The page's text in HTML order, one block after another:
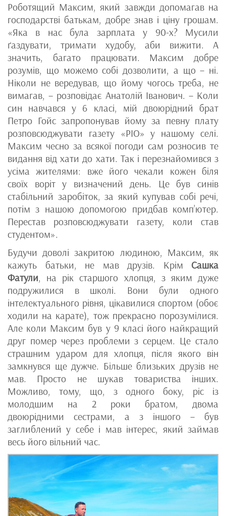
Роботящий Максим, який завжди допомагав на
господарстві батькам, добре знав і ціну грошам.
«Яка в нас була зарплата у 90-х? Мусили
ґаздувати, тримати худобу, аби вижити. А
значить, багато працювати. Максим добре
розумів, що можемо собі дозволити, а що – ні.
Ніколи не вередував, що йому чогось треба, не
вимагав, – розповідає Анатолій Іванович. – Коли
син навчався у 6 класі, мій двоюрідний брат
Петро Гойс запропонував йому за певну плату
розповсюджувати газету «РІО» у нашому селі.
Максим чесно за всякої погоди сам розносив те
видання від хати до хати. Так і перезнайомився з
усіма жителями: вже його чекали кожен біля
своїх воріт у визначений день. Це був синів
стабільний заробіток, за який купував собі речі,
потім з нашою допомогою придбав комп’ютер.
Перестав розповсюджувати газету, коли став
студентом».
Будучи доволі закритою людиною, Максим, як
кажуть батьки, не мав друзів. Крім Сашка
Фатули, на рік старшого хлопця, з яким дуже
подружилися в школі. Вони були одного
інтелектуального рівня, цікавилися спортом (обоє
ходили на карате), тож прекрасно порозумілися.
Але коли Максим був у 9 класі його найкращий
друг помер через проблеми з серцем. Це стало
страшним ударом для хлопця, після якого він
замкнувся ще дужче. Більше близьких друзів не
мав. Просто не шукав товариства інших.
Можливо, тому, що, з одного боку, ріс із
молодшим на 2 роки братом, двома
двоюрідними сестрами, а з іншого – був
заглиблений у себе і мав інтерес, який займав
весь його вільний час.